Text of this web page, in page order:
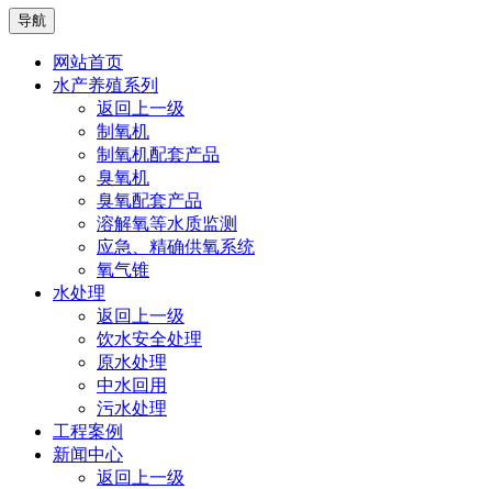
导航
网站首页
水产养殖系列
返回上一级
制氧机
制氧机配套产品
臭氧机
臭氧配套产品
溶解氧等水质监测
应急、精确供氧系统
氧气锥
水处理
返回上一级
饮水安全处理
原水处理
中水回用
污水处理
工程案例
新闻中心
返回上一级